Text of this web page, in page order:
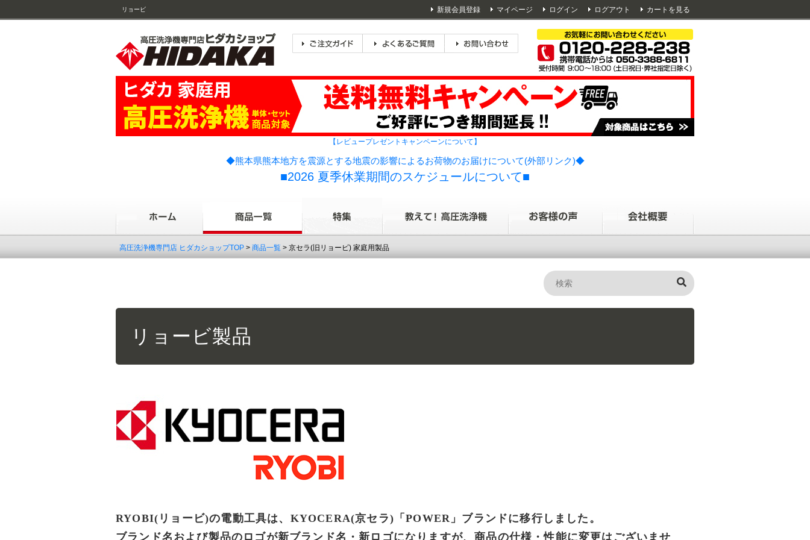
リョービ 新規会員登録 マイページ ログイン ログアウト カートを見る
【レビュープレゼントキャンペーンについて】
◆熊本県熊本地方を震源とする地震の影響によるお荷物のお届けについて(外部リンク)◆
■2026 夏季休業期間のスケジュールについて■
高圧洗浄機専門店 ヒダカショップTOP > 商品一覧 > 京セラ(旧リョービ) 家庭用製品
リョービ製品
RYOBI(リョービ)の電動工具は、KYOCERA(京セラ)「POWER」ブランドに移行しました。
ブランド名および製品のロゴが新ブランド名・新ロゴになりますが、商品の仕様・性能に変更はございませ